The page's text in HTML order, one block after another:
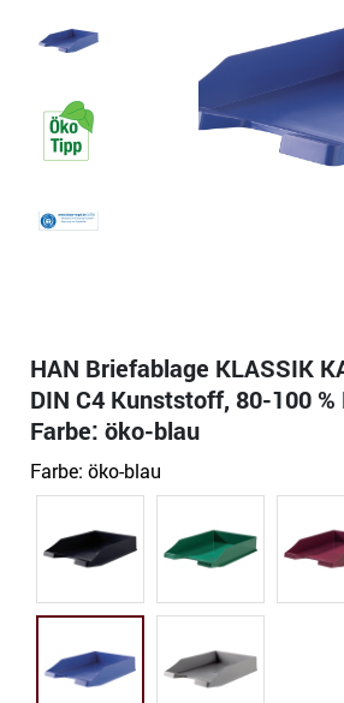
HAN Briefablage KLASSIK
DIN C4 Kunststoff, 80-100
Farbe: öko-blau
Farbe: öko-blau